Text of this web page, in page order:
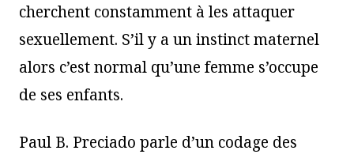
cherchent constamment à les attaquer
sexuellement. S’il y a un instinct maternel
alors c’est normal qu’une femme s’occupe
de ses enfants.
Paul B. Preciado parle d’un codage des